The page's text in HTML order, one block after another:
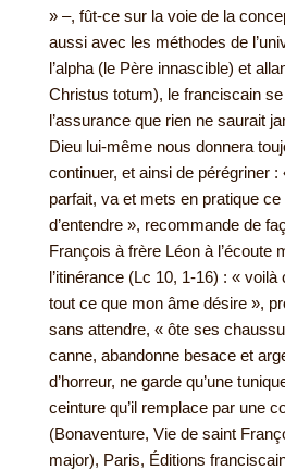
» –, fût-ce sur la voie de la
aussi avec les méthodes de
l’alpha (le Père innascible) et
Christus totum), le franciscain
l’assurance que rien ne saurait
Dieu lui-même nous donnera
continuer, et ainsi de pérégriner
parfait, va et mets en pratique
d’entendre », recommande de
François à frère Léon à l’écoute
l’itinérance (Lc 10, 1-16) : «
tout ce que mon âme désire »,
sans attendre, « ôte ses
canne, abandonne besace et
d’horreur, ne garde qu’une
ceinture qu’il remplace par une
(Bonaventure, Vie de saint
major), Paris, Éditions